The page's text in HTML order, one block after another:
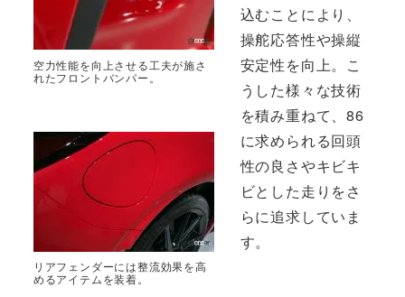
空力性能を向上させる工夫が施さ
れたフロントバンパー。
リアフェンダーには整流効果を高
めるアイテムを装着。
込むことにより、
操舵応答性や操縦
安定性を向上。こ
うした様々な技術
を積み重ねて、86
に求められる回頭
性の良さやキビキ
ビとした走りをさ
らに追求していま
す。